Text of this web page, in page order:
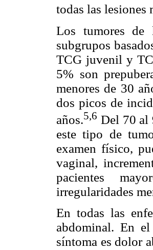
todas las lesiones
Los tumores
subgrupos
TCG juvenil y
5% son
menores de 30
dos picos de
años.5,6 Del 70 al
este tipo de
examen físico,
vaginal,
pacientes
irregularidades
En todas las
abdominal. En
síntoma es dolor